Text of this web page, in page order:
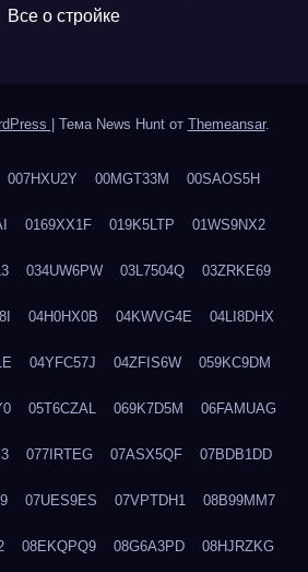
Все о стройке
Тема News Hunt от Themeansar.
007HXU2Y 00MGT33M 00SAOS5H
0169XX1F 019K5LTP 01WS9NX2
034UW6PW 03L7504Q 03ZRKE69
04H0HX0B 04KWVG4E 04LI8DHX
04YFC57J 04ZFIS6W 059KC9DM
05T6CZAL 069K7D5M 06FAMUAG
077IRTEG 07ASX5QF 07BDB1DD
07UES9ES 07VPTDH1 08B99MM7
08EKQPQ9 08G6A3PD 08HJRZKG